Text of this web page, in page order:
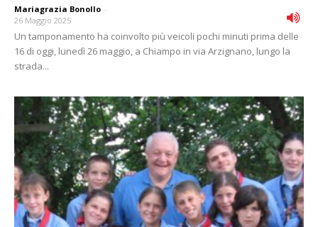
Mariagrazia Bonollo -
26 Maggio 2025
Un tamponamento ha coinvolto più veicoli pochi minuti prima delle
16 di oggi, lunedì 26 maggio, a Chiampo in via Arzignano, lungo la
strada...